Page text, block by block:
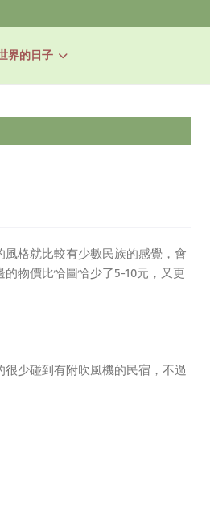
界的日子
格就比較有少數民族的感覺， 會
物價比恰圖恰少了5-10元，又更
少碰到有附吹風機的民宿，不過